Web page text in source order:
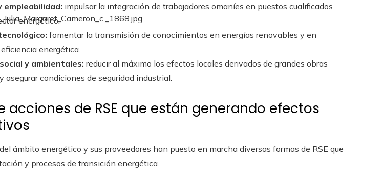
empleabilidad: impulsar la integración de trabajadores omaníes en puestos cualificados
energético.
fomentar la transmisión de conocimientos en energías renovables y en
energética.
y ambientales: reducir al máximo los efectos locales derivados de grandes obras
asegurar condiciones de seguridad industrial.
acciones de RSE que están generando efectos
ámbito energético y sus proveedores han puesto en marcha diversas formas de RSE que
y procesos de transición energética.